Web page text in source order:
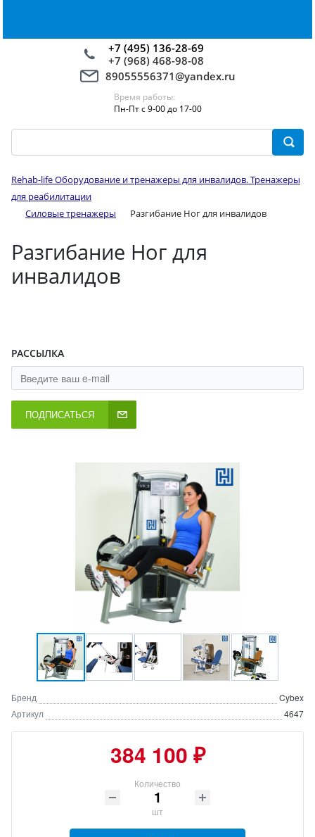
+7 (495) 136-28-69
+7 (968) 468-98-08
89055556371@yandex.ru
Время работы:
Пн-Пт с 9-00 до 17-00
Rehab-life Оборудование и тренажеры для инвалидов. Тренажеры
для реабилитации
Силовые тренажеры
Разгибание Ног для инвалидов
Разгибание Ног для
инвалидов
РАССЫЛКА
ПОДПИСАТЬСЯ
Бренд
Cybex
Артикул
4647
384 100 ₽
Количество
шт